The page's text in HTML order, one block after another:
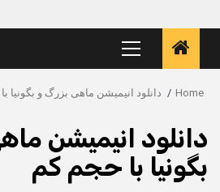
Primary
Menu
Home دانلود انیمیشن ماهی بزرگ و بگونیا
دانلود انیمیشن
بگونیا با حجم کم